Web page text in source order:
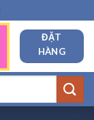
ĐẶT
HÀNG